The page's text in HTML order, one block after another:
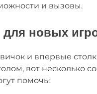
и вызовы.
новых
и впервые
вот несколько
помочь: